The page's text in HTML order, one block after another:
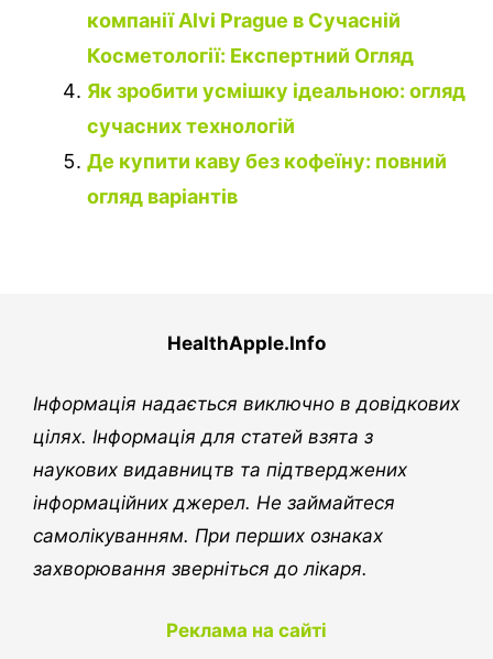
компанії Alvi Prague в Сучасній
Косметології: Експертний Огляд
Як зробити усмішку ідеальною: огляд
сучасних технологій
Де купити каву без кофеїну: повний
огляд варіантів
HealthApple.Info
Інформація надається виключно в довідкових
цілях. Інформація для статей взята з
наукових видавництв та підтверджених
інформаційних джерел. Не займайтеся
самолікуванням. При перших ознаках
захворювання зверніться до лікаря.
Реклама на сайті